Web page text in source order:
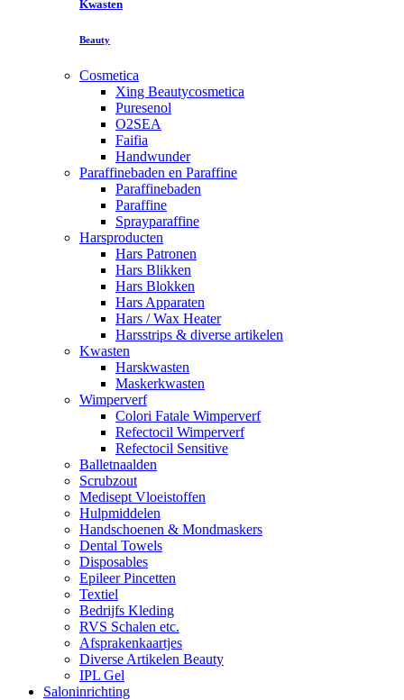
Kwasten
Beauty
Cosmetica
Xing Beautycosmetica
Puresenol
O2SEA
Faifia
Handwunder
Paraffinebaden en Paraffine
Paraffinebaden
Paraffine
Sprayparaffine
Harsproducten
Hars Patronen
Hars Blikken
Hars Blokken
Hars Apparaten
Hars / Wax Heater
Harsstrips & diverse artikelen
Kwasten
Harskwasten
Maskerkwasten
Wimperverf
Colori Fatale Wimperverf
Refectocil Wimperverf
Refectocil Sensitive
Balletnaalden
Scrubzout
Medisept Vloeistoffen
Hulpmiddelen
Handschoenen & Mondmaskers
Dental Towels
Disposables
Epileer Pincetten
Textiel
Bedrijfs Kleding
RVS Schalen etc.
Afsprakenkaartjes
Diverse Artikelen Beauty
IPL Gel
Saloninrichting